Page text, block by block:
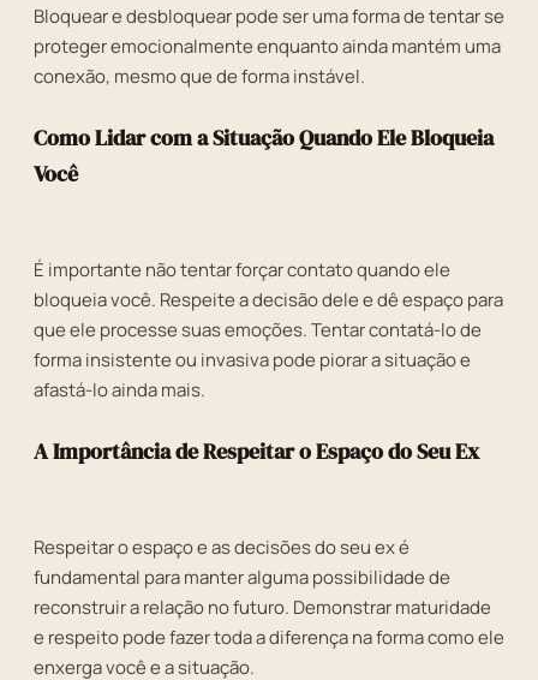
Bloquear e desbloquear pode ser uma forma de tentar se
proteger emocionalmente enquanto ainda mantém uma
conexão, mesmo que de forma instável.
Como Lidar com a Situação Quando Ele Bloqueia
Você
É importante não tentar forçar contato quando ele
bloqueia você. Respeite a decisão dele e dê espaço para
que ele processe suas emoções. Tentar contatá-lo de
forma insistente ou invasiva pode piorar a situação e
afastá-lo ainda mais.
A Importância de Respeitar o Espaço do Seu Ex
Respeitar o espaço e as decisões do seu ex é
fundamental para manter alguma possibilidade de
reconstruir a relação no futuro. Demonstrar maturidade
e respeito pode fazer toda a diferença na forma como ele
enxerga você e a situação.